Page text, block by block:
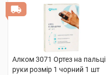
Алком 3071 Ортез на пальці
руки розмір 1 чорний 1 шт